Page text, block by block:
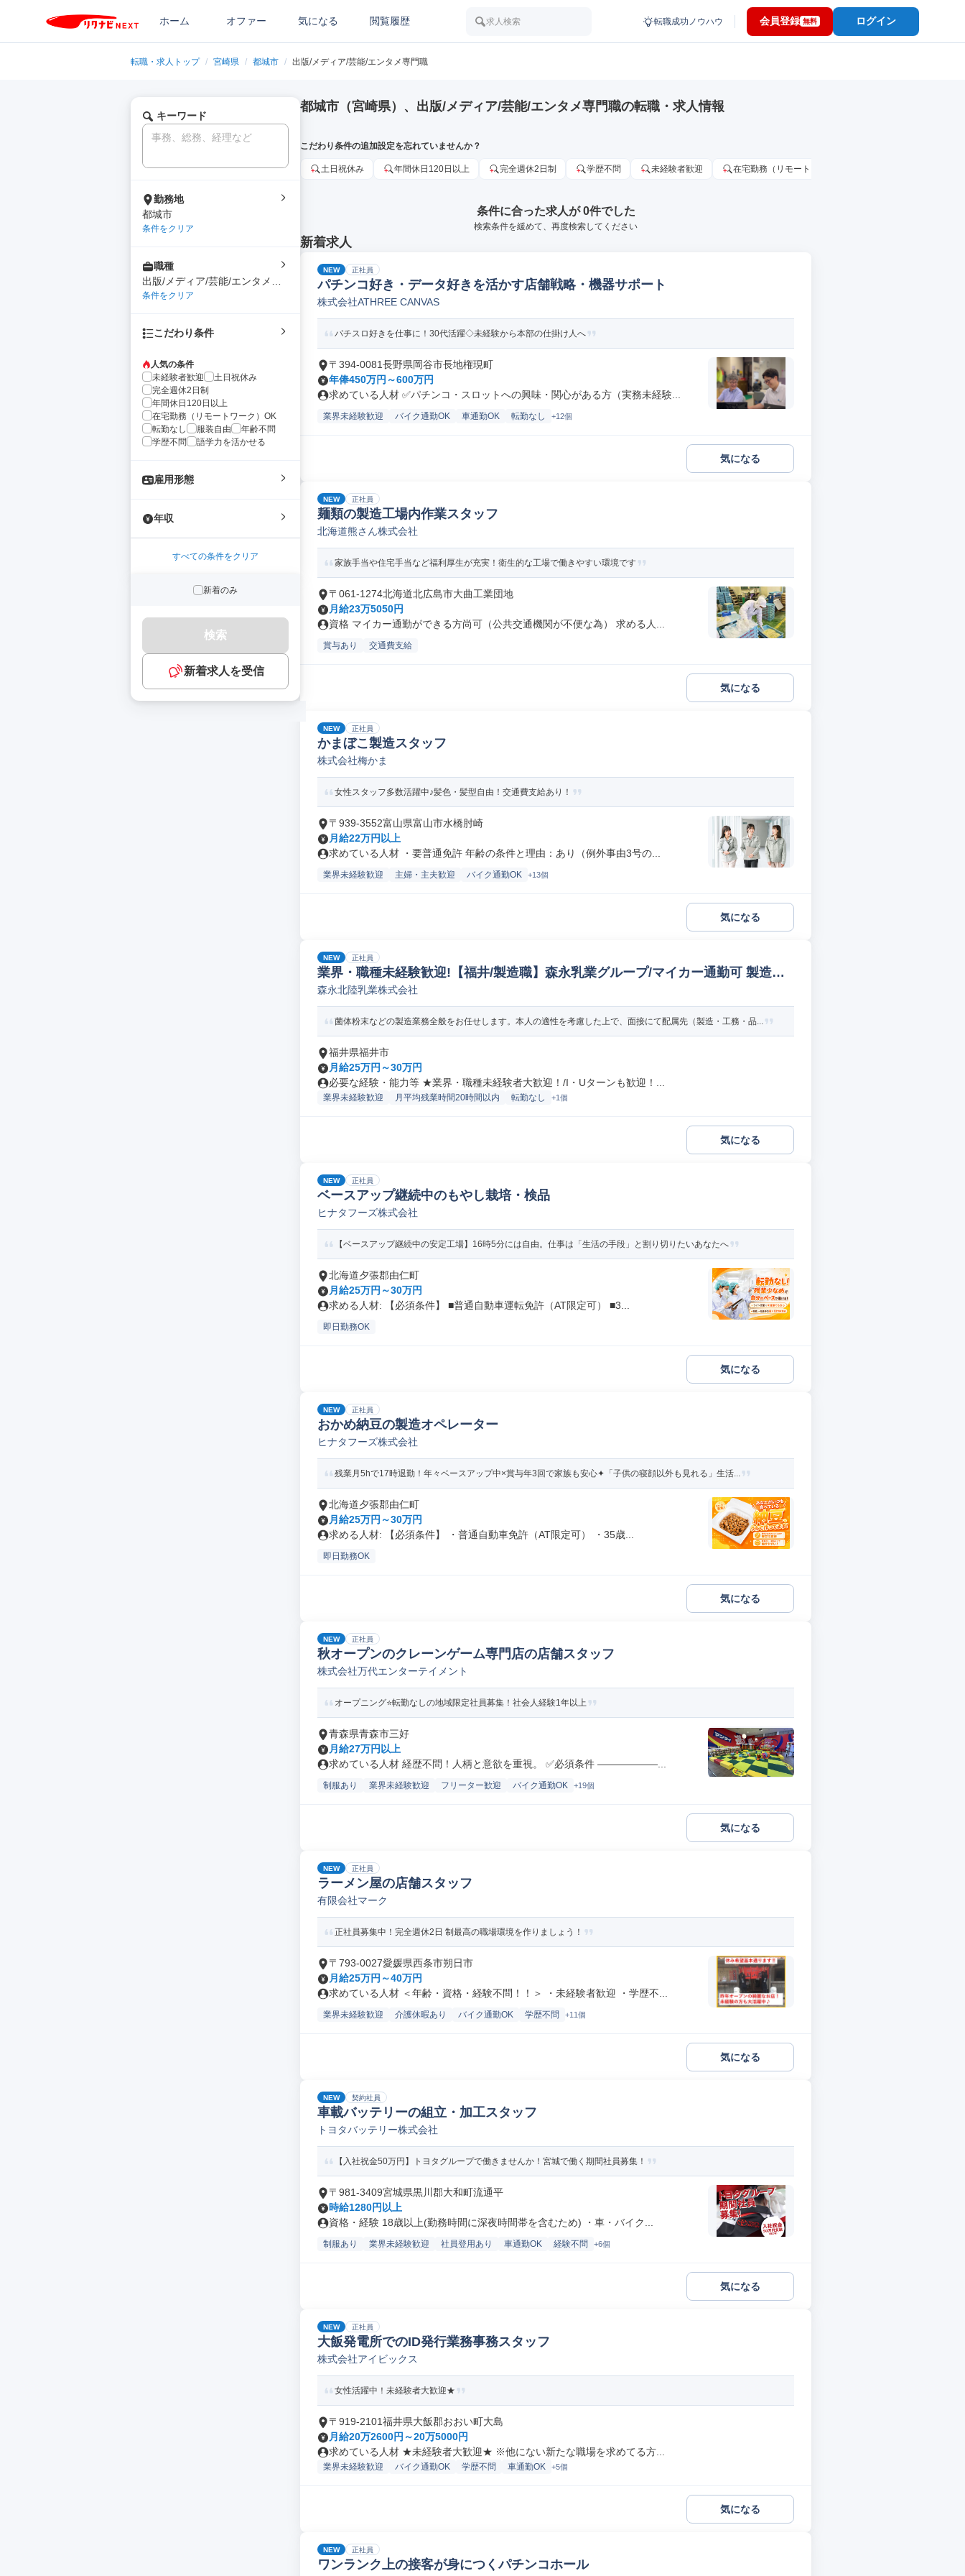
ホーム オファー 気になる 閲覧履歴 求人検索 転職成功ノウハウ 会員登録 無料 ログイン
転職・求人トップ / 宮崎県 / 都城市 / 出版/メディア/芸能/エンタメ専門職
キーワード
勤務地
都城市
条件をクリア
職種
出版/メディア/芸能/エンタメ専
門職
条件をクリア
こだわり条件
人気の条件
未経験者歓迎
土日祝休み
完全週休2日制
年間休日120日以上
在宅勤務（リモートワーク）OK
転勤なし
服装自由
年齢不問
学歴不問
語学力を活かせる
雇用形態
年収
すべての条件をクリア
新着のみ
検索
新着求人を受信
都城市（宮崎県）、出版/メディア/芸能/エンタメ専門職の転職・求人情報
こだわり条件の追加設定を忘れていませんか？
土日祝休み 年間休日120日以上 完全週休2日制 学歴不問 未経験者歓迎 在宅勤務（リモートワーク）OK
条件に合った求人が 0件でした
検索条件を緩めて、再度検索してください
新着求人
NEW 正社員
パチンコ好き・データ好きを活かす店舗戦略・機器サポート
株式会社ATHREE CANVAS
パチスロ好きを仕事に！30代活躍◇未経験から本部の仕掛け人へ
〒394-0081長野県岡谷市長地権現町
年俸450万円～600万円
求めている人材 ✅パチンコ・スロットへの興味・関心がある方（実務未経験...
業界未経験歓迎 バイク通勤OK 車通勤OK 転勤なし +12個
気になる
NEW 正社員
麺類の製造工場内作業スタッフ
北海道熊さん株式会社
家族手当や住宅手当など福利厚生が充実！衛生的な工場で働きやすい環境です
〒061-1274北海道北広島市大曲工業団地
月給23万5050円
資格 マイカー通勤ができる方尚可（公共交通機関が不便な為） 求める人...
賞与あり 交通費支給
気になる
NEW 正社員
かまぼこ製造スタッフ
株式会社梅かま
女性スタッフ多数活躍中♪髪色・髪型自由！交通費支給あり！
〒939-3552富山県富山市水橋肘崎
月給22万円以上
求めている人材 ・要普通免許 年齢の条件と理由：あり（例外事由3号の...
業界未経験歓迎 主婦・主夫歓迎 バイク通勤OK +13個
気になる
NEW 正社員
業界・職種未経験歓迎!【福井/製造職】森永乳業グループ/マイカー通勤可 製造オ
ペレーター/ラインマネージャー(食品/飲料/たばこ)
森永北陸乳業株式会社
菌体粉末などの製造業務全般をお任せします。本人の適性を考慮した上で、面接にて配属先（製造・工務・品...
福井県福井市
月給25万円～30万円
必要な経験・能力等 ★業界・職種未経験者大歓迎！/I・Uターンも歓迎！...
業界未経験歓迎 月平均残業時間20時間以内 転勤なし +1個
気になる
NEW 正社員
ベースアップ継続中のもやし栽培・検品
ヒナタフーズ株式会社
【ベースアップ継続中の安定工場】16時5分には自由。仕事は「生活の手段」と割り切りたいあなたへ
北海道夕張郡由仁町
月給25万円～30万円
求める人材: 【必須条件】 ■普通自動車運転免許（AT限定可） ■3...
即日勤務OK
気になる
NEW 正社員
おかめ納豆の製造オペレーター
ヒナタフーズ株式会社
残業月5hで17時退勤！年々ベースアップ中×賞与年3回で家族も安心✦「子供の寝顔以外も見れる」生活...
北海道夕張郡由仁町
月給25万円～30万円
求める人材: 【必須条件】 ・普通自動車免許（AT限定可） ・35歳...
即日勤務OK
気になる
NEW 正社員
秋オープンのクレーンゲーム専門店の店舗スタッフ
株式会社万代エンターテイメント
オープニング⭐転勤なしの地域限定社員募集！社会人経験1年以上
青森県青森市三好
月給27万円以上
求めている人材 経歴不問！人柄と意欲を重視。 ✅必須条件 ――――――...
制服あり 業界未経験歓迎 フリーター歓迎 バイク通勤OK +19個
気になる
NEW 正社員
ラーメン屋の店舗スタッフ
有限会社マーク
正社員募集中！完全週休2日 制最高の職場環境を作りましょう！
〒793-0027愛媛県西条市朔日市
月給25万円～40万円
求めている人材 ＜年齢・資格・経験不問！！＞ ・未経験者歓迎 ・学歴不...
業界未経験歓迎 介護休暇あり バイク通勤OK 学歴不問 +11個
気になる
NEW 契約社員
車載バッテリーの組立・加工スタッフ
トヨタバッテリー株式会社
【入社祝金50万円】トヨタグループで働きませんか！宮城で働く期間社員募集！
〒981-3409宮城県黒川郡大和町流通平
時給1280円以上
資格・経験 18歳以上(勤務時間に深夜時間帯を含むため) ・車・バイク...
制服あり 業界未経験歓迎 社員登用あり 車通勤OK 経験不問 +6個
気になる
NEW 正社員
大飯発電所でのID発行業務事務スタッフ
株式会社アイビックス
女性活躍中！未経験者大歓迎★
〒919-2101福井県大飯郡おおい町大島
月給20万2600円～20万5000円
求めている人材 ★未経験者大歓迎★ ※他にない新たな職場を求めてる方...
業界未経験歓迎 バイク通勤OK 学歴不問 車通勤OK +5個
気になる
NEW 正社員
ワンランク上の接客が身につくパチンコホール